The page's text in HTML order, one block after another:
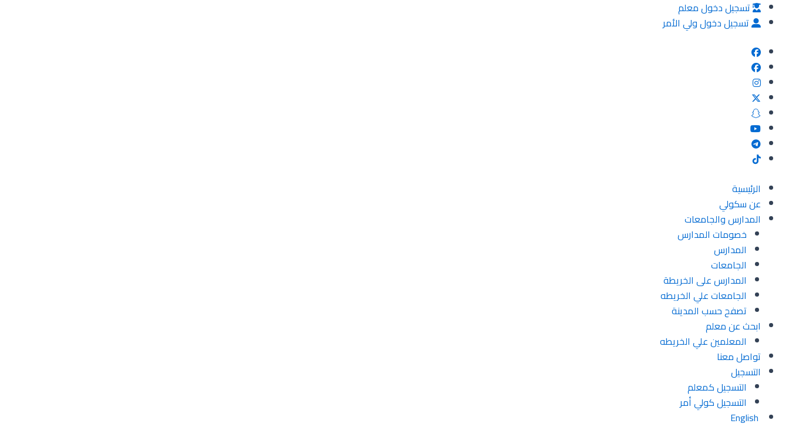
تخطي
تسجيل دخول معلم
تسجيل دخول ولي الأمر
الرئيسية
عن سكولي
المدارس والجامعات
خصومات المدارس
المدارس
الجامعات
المدارس على الخريطة
الجامعات علي الخريطه
تصفح حسب المدينة
ابحث عن معلم
المعلمين علي الخريطه
تواصل معنا
التسجيل
التسجيل كمعلم
التسجيل كولي أمر
English